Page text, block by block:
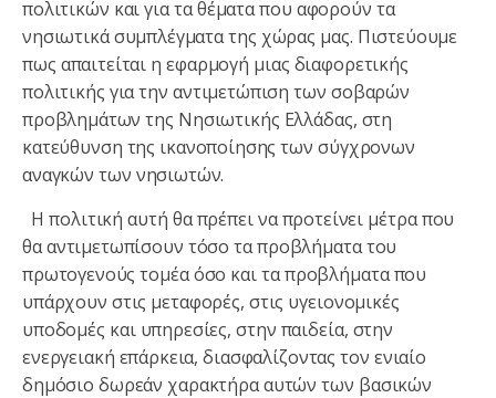
πολιτικών και για τα θέματα που αφορούν τα
νησιωτικά συμπλέγματα της χώρας μας. Πιστεύουμε
πως απαιτείται η εφαρμογή μιας διαφορετικής
πολιτικής για την αντιμετώπιση των σοβαρών
προβλημάτων της Νησιωτικής Ελλάδας, στη
κατεύθυνση της ικανοποίησης των σύγχρονων
αναγκών των νησιωτών.
Η πολιτική αυτή θα πρέπει να προτείνει μέτρα που
θα αντιμετωπίσουν τόσο τα προβλήματα του
πρωτογενούς τομέα όσο και τα προβλήματα που
υπάρχουν στις μεταφορές, στις υγειονομικές
υποδομές και υπηρεσίες, στην παιδεία, στην
ενεργειακή επάρκεια, διασφαλίζοντας τον ενιαίο
δημόσιο δωρεάν χαρακτήρα αυτών των βασικών